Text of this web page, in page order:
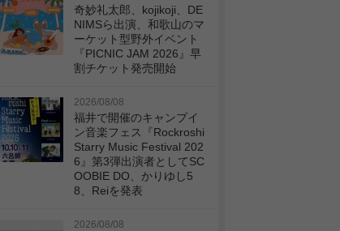
奇妙礼太郎、kojikoji、DE
NIMSら出演、和歌山のマ
ーケット型野外イベント
『PICNIC JAM 2026』早
割チケット発売開始
2026/08/08
福井で開催のキャンプイ
ン音楽フェス『Rockroshi
Starry Music Festival 202
6』第3弾出演者としてSC
OOBIE DO、かりゆし5
8、Reiを発表
2026/08/08